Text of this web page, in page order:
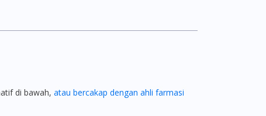
di bawah,atau bercakap dengan ahli farmasi